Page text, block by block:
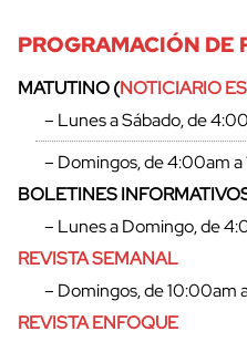
PROGRAMACIÓN DE
MATUTINO (NOTICIARIO
– Lunes a Sábado, de
– Domingos, de 4:00am
BOLETINES
– Lunes a Domingo, de
REVISTA SEMANAL
– Domingos, de 10:00am
REVISTA ENFOQUE